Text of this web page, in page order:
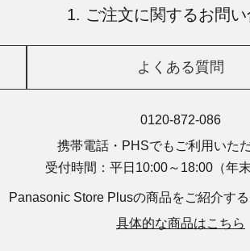
1. ご注文に関するお問
よくある質問
0120-872-086
携帯電話・PHSでもご利用いた
受付時間：平日10:00～18:00 （年
Panasonic Store Plusの商品をご紹介す
具体的な商品はこちら